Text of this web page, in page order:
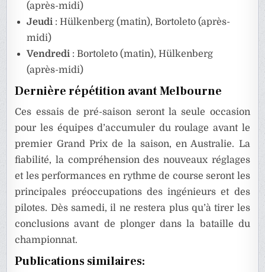
(après-midi)
Jeudi : Hülkenberg (matin), Bortoleto (après-
midi)
Vendredi : Bortoleto (matin), Hülkenberg
(après-midi)
Dernière répétition avant Melbourne
Ces essais de pré-saison seront la seule occasion
pour les équipes d’accumuler du roulage avant le
premier Grand Prix de la saison, en Australie. La
fiabilité, la compréhension des nouveaux réglages
et les performances en rythme de course seront les
principales préoccupations des ingénieurs et des
pilotes. Dès samedi, il ne restera plus qu’à tirer les
conclusions avant de plonger dans la bataille du
championnat.
Publications similaires: